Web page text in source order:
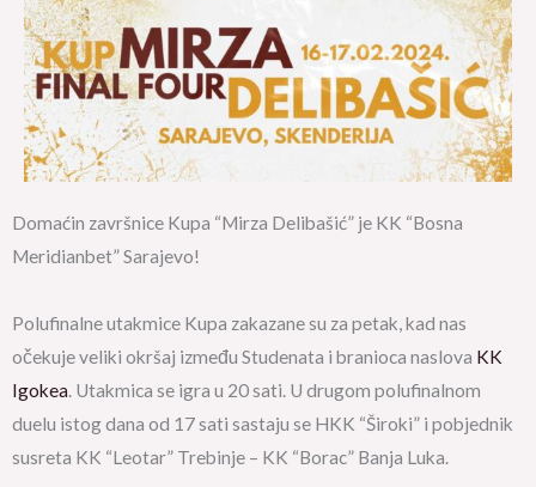
Domaćin završnice Kupa “Mirza Delibašić” je KK “Bosna
Meridianbet” Sarajevo!
Polufinalne utakmice Kupa zakazane su za petak, kad nas
očekuje veliki okršaj između Studenata i branioca naslova KK
Igokea. Utakmica se igra u 20 sati. U drugom polufinalnom
duelu istog dana od 17 sati sastaju se HKK “Široki” i pobjednik
susreta KK “Leotar” Trebinje – KK “Borac” Banja Luka.